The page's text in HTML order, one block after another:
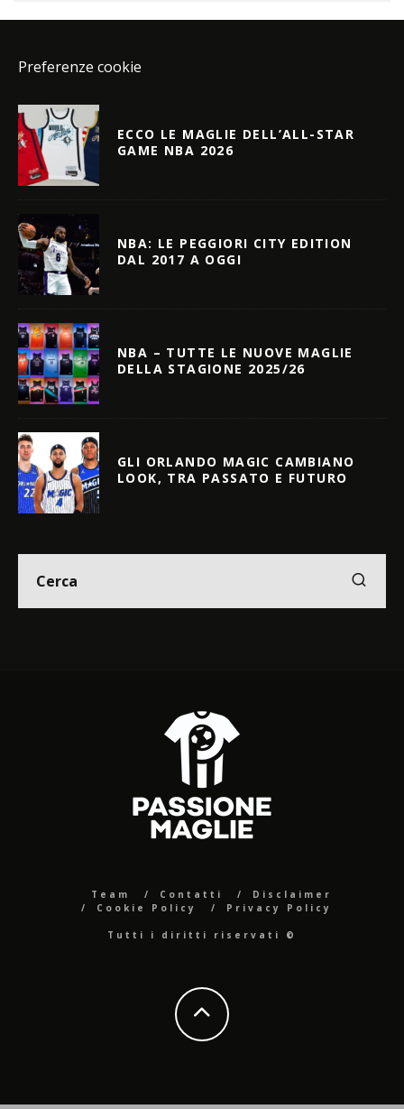
Preferenze cookie
ECCO LE MAGLIE DELL’ALL-STAR
GAME NBA 2026
NBA: LE PEGGIORI CITY EDITION
DAL 2017 A OGGI
NBA – TUTTE LE NUOVE MAGLIE
DELLA STAGIONE 2025/26
GLI ORLANDO MAGIC CAMBIANO
LOOK, TRA PASSATO E FUTURO
Team Contatti
Disclaimer
Cookie Policy
Privacy Policy
Tutti i diritti riservati ©